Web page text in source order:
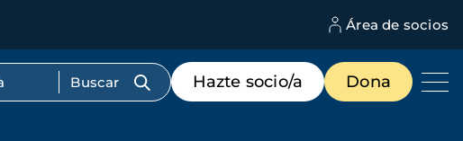
Área de socios
Menú
de
destacados
Hazte socio/a Dona